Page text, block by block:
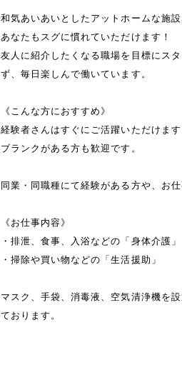
和気あいあいとしたアットホームな施設
あなたもスグに慣れていただけます！
友人に紹介したくなる職場を目標にス
ず、毎日楽しんで働いています。
《こんな方におすすめ》
経験者さんはすぐにご活躍いただけます
ブランクがある方も歓迎です。
同業・同職種にて経験がある方や、お
《お仕事内容》
・排泄、食事、入浴などの「身体介護」
・掃除や買い物などの「生活援助」
マスク、手袋、消毒液、空気清浄機を
ております。